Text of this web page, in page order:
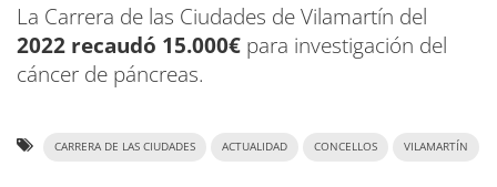
La Carrera de las Ciudades de Vilamartín del
2022 recaudó 15.000€ para investigación del
cáncer de páncreas.
CARRERA DE LAS CIUDADES ACTUALIDAD CONCELLOS VILAMARTÍN